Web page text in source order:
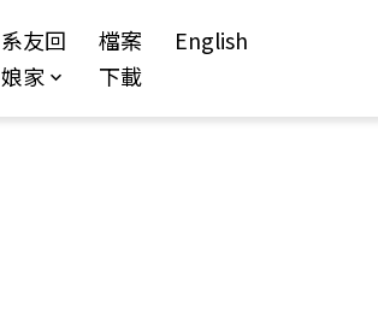
系友回
娘家
檔案
下載
English